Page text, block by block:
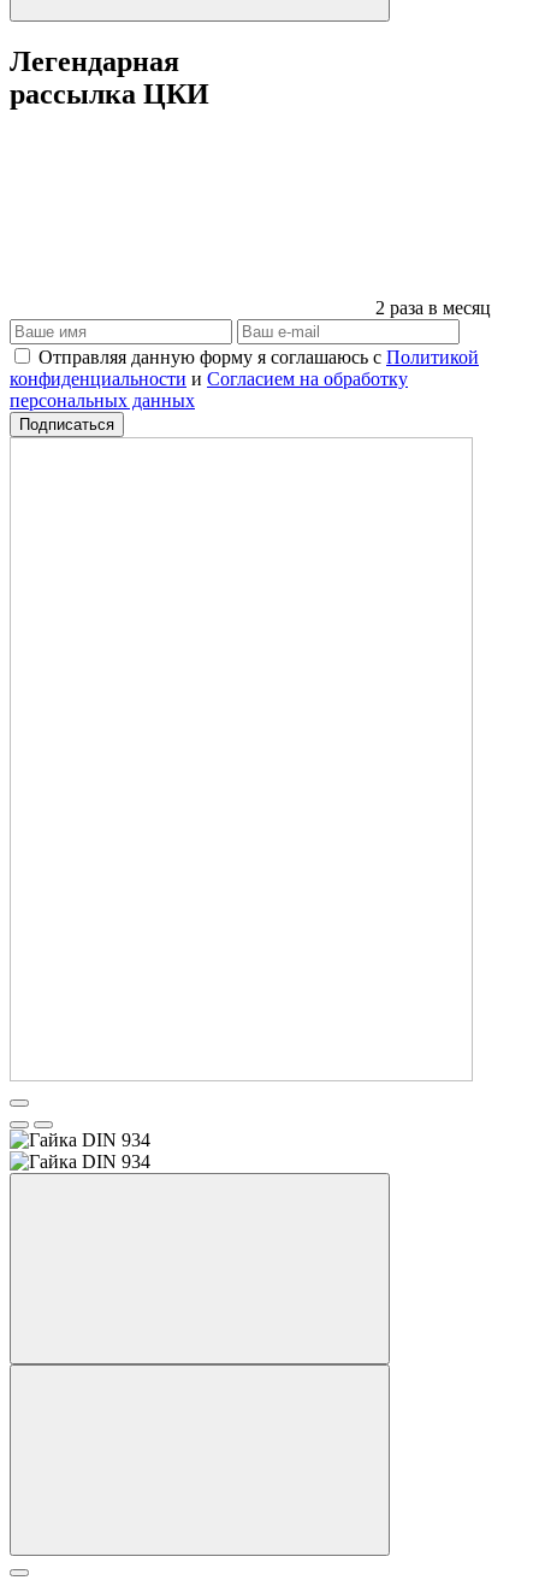
Легендарная
рассылка ЦКИ
2 раза в месяц
Отправляя данную форму я соглашаюсь с Политикой
конфиденциальности и Согласием на обработку
персональных данных
Подписаться